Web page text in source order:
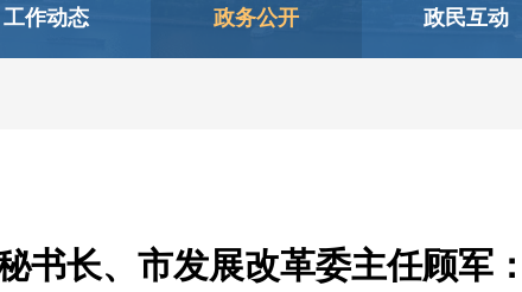
工作动态 政务公开 政民互动
书长、市发展改革委主任顾军